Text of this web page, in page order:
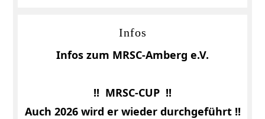
Infos
Infos zum MRSC-Amberg e.V.
!! MRSC-CUP !!
Auch 2026 wird er wieder durchgeführt !!